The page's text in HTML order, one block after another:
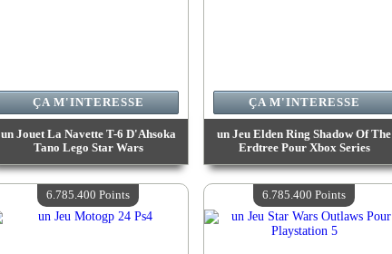
un Jouet La Navette T-6 D'Ahsoka
Tano Lego Star Wars
Valeur :6 974 700 Points
Quantité Disponible :4
ÇA M'INTERESSE
un Jeu Elden Ring Shadow Of The
Erdtree Pour Xbox Series
Valeur :6 785 400 Points
Quantité Disponible :4
ÇA M'INTERESSE
6.785.400 Points 6.785.400 Points